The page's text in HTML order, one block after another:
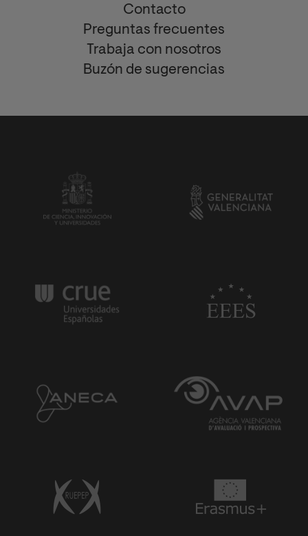
Contacto
Preguntas frecuentes
Trabaja con nosotros
Buzón de sugerencias